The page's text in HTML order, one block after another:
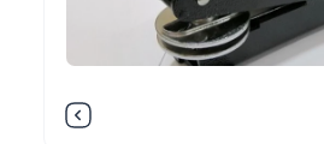
مهر را بردارید و سپس خیلی
مهر کنید.
بسیار جذاب باید به جنس پلاستیک